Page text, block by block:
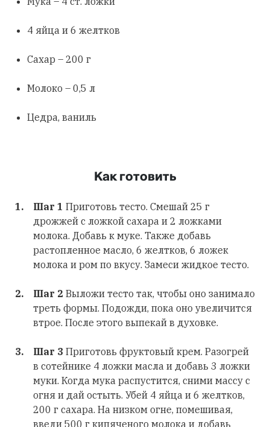
4 яйца и 6 желтков
Сахар – 200 г
Молоко – 0,5 л
Цедра, ваниль
Как готовить
Шаг 1 Приготовь тесто. Смешай 25 г
дрожжей с ложкой сахара и 2 ложками
молока. Добавь к муке. Также добавь
растопленное масло, 6 желтков, 6 ложек
молока и ром по вкусу. Замеси жидкое тесто.
Шаг 2 Выложи тесто так, чтобы оно занимало
треть формы. Подожди, пока оно увеличится
втрое. После этого выпекай в духовке.
Шаг 3 Приготовь фруктовый крем. Разогрей
в сотейнике 4 ложки масла и добавь 3 ложки
муки. Когда мука распустится, сними массу с
огня и дай остыть. Убей 4 яйца и 6 желтков,
200 г сахара. На низком огне, помешивая,
введи 500 г кипяченого молока и добавь